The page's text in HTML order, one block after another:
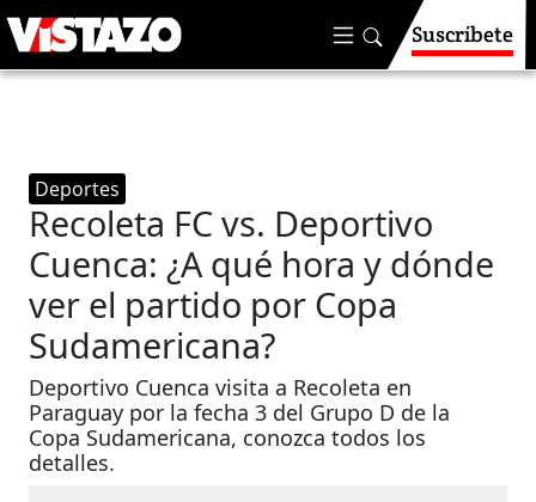
Suscríbete
Deportes
Recoleta FC vs. Deportivo
Cuenca: ¿A qué hora y dónde
ver el partido por Copa
Sudamericana?
Deportivo Cuenca visita a Recoleta en
Paraguay por la fecha 3 del Grupo D de la
Copa Sudamericana, conozca todos los
detalles.